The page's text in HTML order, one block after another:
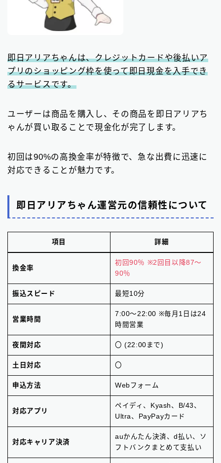
即日アリアちゃんは、クレジットカードや後払いア
プリのショッピング枠を使って即日現金を入手でき
るサービスです。
ユーザーは商品を購入し、その商品を即日アリアち
ゃんが買い取ることで現金化が完了します。
初回は90%の高換金率が特徴で、急な出費に迅速に
対応できることが魅力です。
即日アリアちゃん運営元の信頼性について
項目 詳細
換金率
初回90％ ※2回目以降87～
90％
振込スピード 最短10分
営業時間
7:00～22:00 ※毎月1日は24
時間営業
夜間対応 〇 (22:00まで)
土日対応 〇
申込方法 Webフォーム
対応アプリ
ペイディ、Kyash、B/43、
Ultra、PayPayカード
対応キャリア決済
auかんたん決済、d払い、ソ
フトバンクまとめて支払い